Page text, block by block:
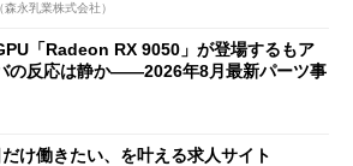
森永乳業株式会社）
「Radeon RX 9050」が登場するもア
の反応は静か――2026年8月最新パーツ事
け働きたい、を叶える求人サイト